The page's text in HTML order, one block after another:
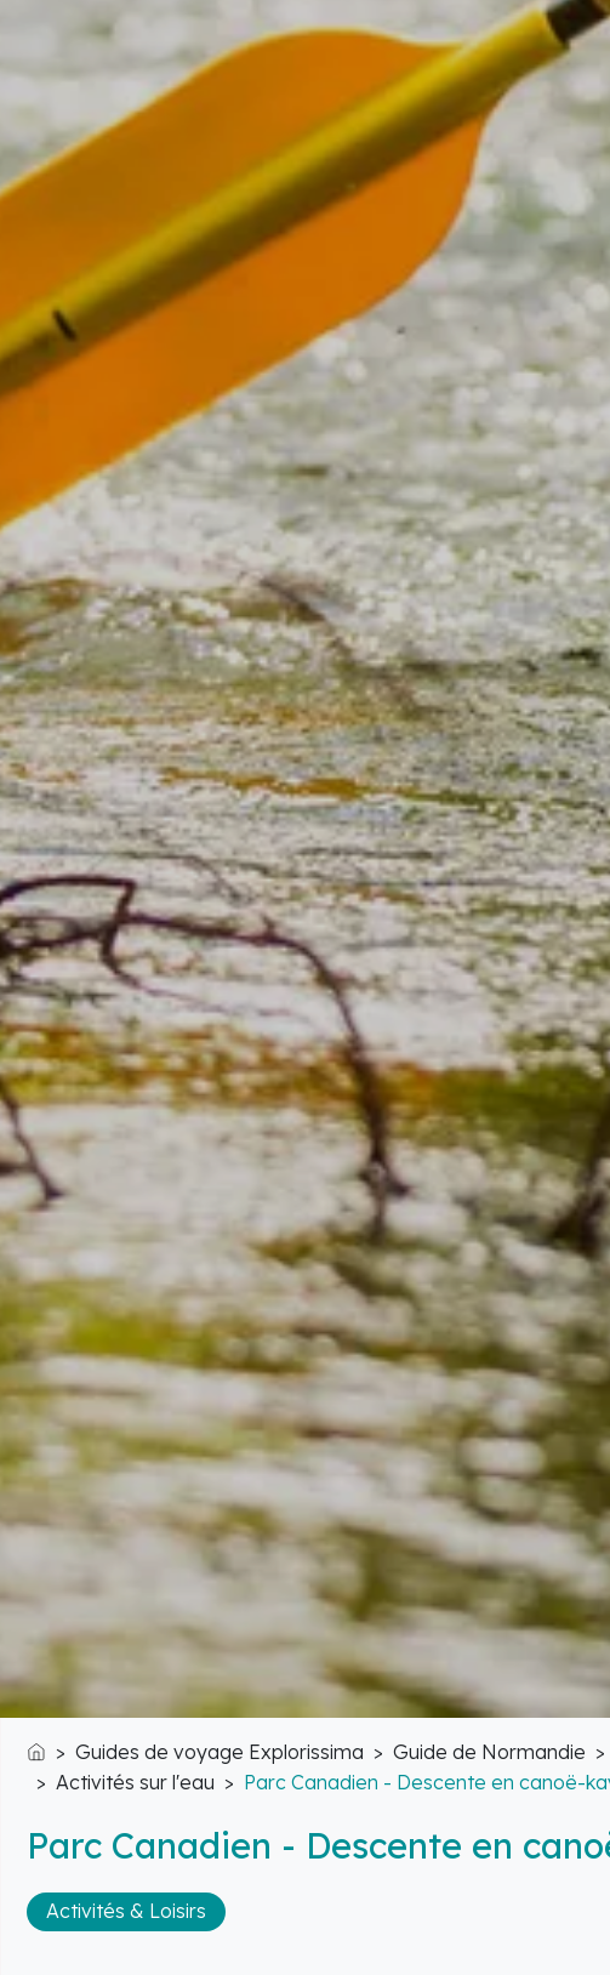
Accueil
Guides de voyage Explorissima Guide de Normandie
Activités sur l'eau
Parc Canadien - Descente en canoë-
Parc Canadien - Descente en
Activités & Loisirs